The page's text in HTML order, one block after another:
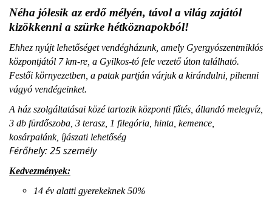
Néha jólesik az erdő mélyén, távol a világ zajától
kizökkenni a szürke hétköznapokból!
Ehhez nyújt lehetőséget vendégházunk, amely Gyergyószentmiklós
központjától 7 km-re, a Gyilkos-tó fele vezető úton található.
Festői környezetben, a patak partján várjuk a kirándulni, pihenni
vágyó vendégeinket.
A ház szolgáltatásai közé tartozik központi fűtés, állandó melegvíz,
3 db fürdőszoba, 3 terasz, 1 filegória, hinta, kemence,
kosárpalánk, íjászati lehetőség
Férőhely: 25 személy
Kedvezmények:
14 év alatti gyerekeknek 50%